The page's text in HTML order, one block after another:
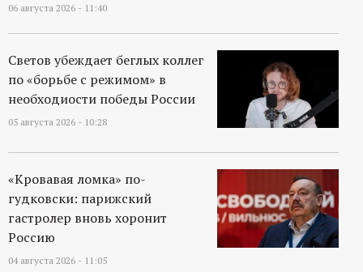
06 августа 2026 - 11:40
Светов убеждает беглых коллег
по «борьбе с режимом» в
необходиости победы России
05 августа 2026 - 10:28
«Кровавая ломка» по-
гудковски: парижский
гастролер вновь хоронит
Россию
04 августа 2026 - 11:05